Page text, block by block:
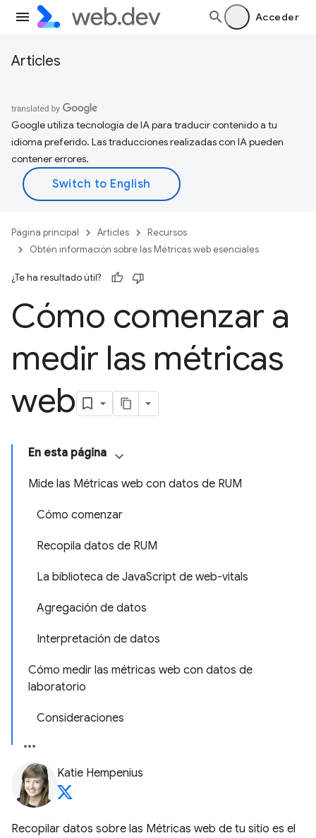
Acceder
Articles
Google utiliza tecnología de IA para traducir contenido a tu
idioma preferido. Las traducciones realizadas con IA pueden
contener errores.
Página principal Articles
Recursos
Obtén información sobre las Métricas web esenciales
¿Te ha resultado útil?
Cómo comenzar a
medir las métricas
web
En esta página
Mide las Métricas web con datos de RUM
Cómo comenzar
Recopila datos de RUM
La biblioteca de JavaScript de web-vitals
Agregación de datos
Interpretación de datos
Cómo medir las métricas web con datos de
laboratorio
Consideraciones
Katie Hempenius
Recopilar datos sobre las Métricas web de tu sitio es el